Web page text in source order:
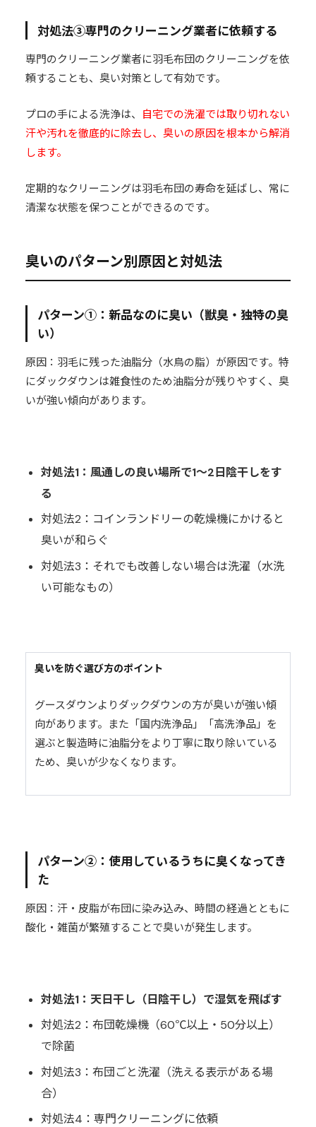
対処法③専門のクリーニング業者に依頼する
専門のクリーニング業者に羽毛布団のクリーニングを依
頼することも、臭い対策として有効です。
プロの手による洗浄は、 自宅での洗濯では取り切れない
汗や汚れを徹底的に除去し、臭いの原因を根本から解消
します。
定期的なクリーニングは羽毛布団の寿命を延ばし、常に
清潔な状態を保つことができるのです。
臭いのパターン別原因と対処法
パターン①：新品なのに臭い（獣臭・独特の臭
い）
原因：羽毛に残った油脂分（水鳥の脂）が原因です。特
にダックダウンは雑食性のため油脂分が残りやすく、臭
いが強い傾向があります。
対処法1：風通しの良い場所で1〜2日陰干しをす
る
対処法2：コインランドリーの乾燥機にかけると
臭いが和らぐ
対処法3：それでも改善しない場合は洗濯（水洗
い可能なもの）
臭いを防ぐ選び方のポイント
グースダウンよりダックダウンの方が臭いが強い傾
向があります。また「国内洗浄品」「高洗浄品」を
選ぶと製造時に油脂分をより丁寧に取り除いている
ため、臭いが少なくなります。
パターン②：使用しているうちに臭くなってき
た
原因：汗・皮脂が布団に染み込み、時間の経過とともに
酸化・雑菌が繁殖することで臭いが発生します。
対処法1：天日干し（日陰干し）で湿気を飛ばす
対処法2：布団乾燥機（60℃以上・50分以上）
で除菌
対処法3：布団ごと洗濯（洗える表示がある場
合）
対処法4：専門クリーニングに依頼